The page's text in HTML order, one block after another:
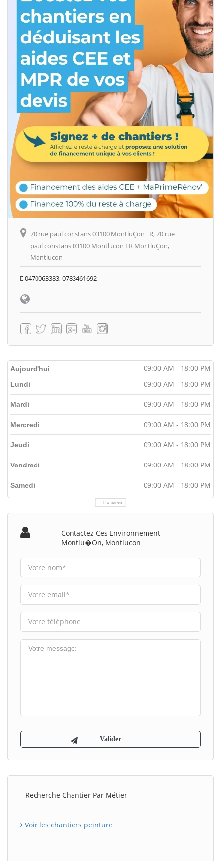
70 rue paul constans 03100 MontluÇon FR, 70 rue
paul constans 03100 Montlucon FR MontluÇon,
Montlucon
0470063383, 0783461692
Aujourd'hui 09:00 AM - 18:00 PM
Horaires
Lundi 09:00 AM - 18:00 PM
Mardi 09:00 AM - 18:00 PM
Mercredi 09:00 AM - 18:00 PM
Jeudi 09:00 AM - 18:00 PM
Vendredi 09:00 AM - 18:00 PM
Samedi 09:00 AM - 18:00 PM
Contactez Ces Environnement
Montlu�on, Montlucon
Recherche Chantier Par Métier
Voir les chantiers peinture